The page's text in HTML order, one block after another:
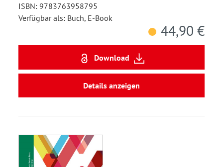
ISBN: 9783763958795
Verfügbar als: Buch, E-Book
44,90 €
Download
Details anzeigen